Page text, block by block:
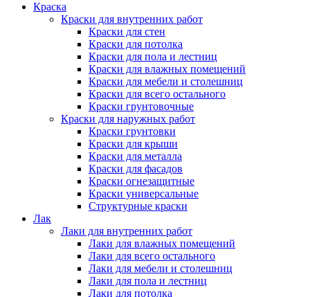
Краска
Краски для внутренних работ
Краски для стен
Краски для потолка
Краски для пола и лестниц
Краски для влажных помещений
Краски для мебели и столешниц
Краски для всего остального
Краски грунтовочные
Краски для наружных работ
Краски грунтовки
Краски для крыши
Краски для металла
Краски для фасадов
Краски огнезащитные
Краски универсальные
Структурные краски
Лак
Лаки для внутренних работ
Лаки для влажных помещений
Лаки для всего остального
Лаки для мебели и столешниц
Лаки для пола и лестниц
Лаки для потолка